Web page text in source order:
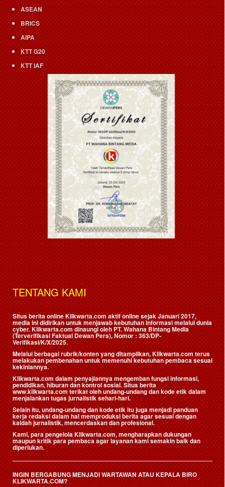
ASEAN
BRICS
AIPA
KTT G20
KTT IAF
TENTANG KAMI
Situs berita online Klikwarta.com aktif online sejak Januari 2017,
media ini didirikan untuk menjawab kebutuhan informasi melalui dunia
cyber. Klikwarta.com dinaungi oleh PT. Wahana Bintang Media
(Terverifikasi Faktual Dewan Pers), Nomor : 363/DP-
Verifikasi/K/X/2025.
Melalui berbagai rubrik/konten yang ditampilkan, Klikwarta.com terus
melakukan pembenahan untuk memenuhi kebutuhan pembaca sesuai
kekiniannya.
Klikwarta.com dalam penyajiannya mengemban fungsi informasi,
pendidikan, hiburan dan kontrol sosial. Situs berita
www.klikwarta.com terikat oleh undang-undang dan kode etik dalam
menjalankan tugas jurnalistik sehari-hari.
Selain itu, undang-undang dan kode etik itu juga menjadi panduan
kerja redaksi dalam hal memproduksi berita agar sesuai dengan
kaidah jurnalistik, mencerdaskan dan profesional.
Kami, para pengelola Klikwarta.com, mengharapkan dukungan
maupun kritik para pembaca agar layanan kami semakin baik dan
diperlukan.
INGIN BERGABUNG MENJADI WARTAWAN ATAU KEPALA BIRO
KLIKWARTA.COM?